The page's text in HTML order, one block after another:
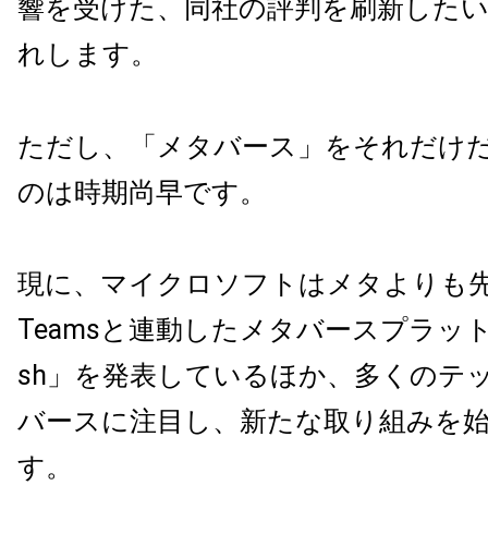
響を受けた、同社の評判を刷新した
れします。
ただし、「メタバース」をそれだけ
のは時期尚早です。
現に、マイクロソフトはメタよりも
Teamsと連動したメタバースプラッ
sh」を発表しているほか、多くのテ
バースに注目し、新たな取り組みを
す。